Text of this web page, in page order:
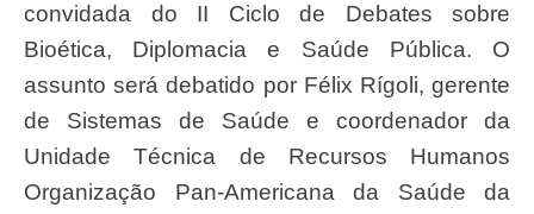
convidada do II Ciclo de Debates sobre
Bioética, Diplomacia e Saúde Pública. O
assunto será debatido por Félix Rígoli, gerente
de Sistemas de Saúde e coordenador da
Unidade Técnica de Recursos Humanos
Organização Pan-Americana da Saúde da